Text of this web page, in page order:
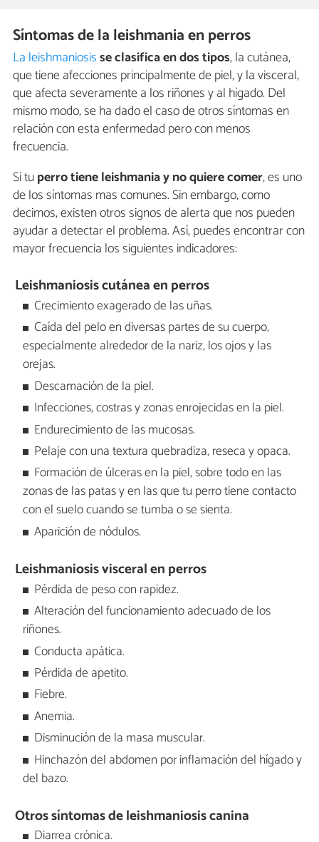
Síntomas de la leishmania en perros
La leishmaniosisse clasifica en dos tipos, la cutánea,
que tiene afecciones principalmente de piel, y la visceral,
que afecta severamente a los riñones y al hígado. Del
mismo modo, se ha dado el caso de otros síntomas en
relación con esta enfermedad pero con menos
frecuencia.
Si tuperro tiene leishmania y no quiere comer, es uno
de los síntomas mas comunes. Sin embargo, como
decimos, existen otros signos de alerta que nos pueden
ayudar a detectar el problema. Así, puedes encontrar con
mayor frecuencia los siguientes indicadores:
Leishmaniosis cutánea en perros
Crecimiento exagerado de las uñas.
Caída del pelo en diversas partes de su cuerpo,
especialmente alrededor de la nariz, los ojos y las
orejas.
Descamación de la piel.
Infecciones, costras y zonas enrojecidas en la piel.
Endurecimiento de las mucosas.
Pelaje con una textura quebradiza, reseca y opaca.
Formación de úlceras en la piel, sobre todo en las
zonas de las patas y en las que tu perro tiene contacto
con el suelo cuando se tumba o se sienta.
Aparición de nódulos.
Leishmaniosis visceral en perros
Pérdida de peso con rapidez.
Alteración del funcionamiento adecuado de los
riñones.
Conducta apática.
Pérdida de apetito.
Fiebre.
Anemia.
Disminución de la masa muscular.
Hinchazón del abdomen por inflamación del hígado y
del bazo.
Otros síntomas de leishmaniosis canina
Diarrea crónica.